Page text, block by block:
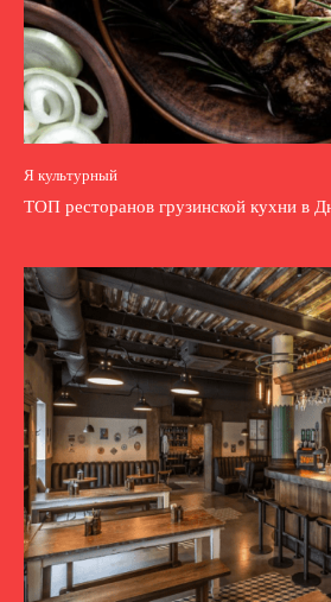
Я культурный
ТОП ресторанов грузинской кухни в